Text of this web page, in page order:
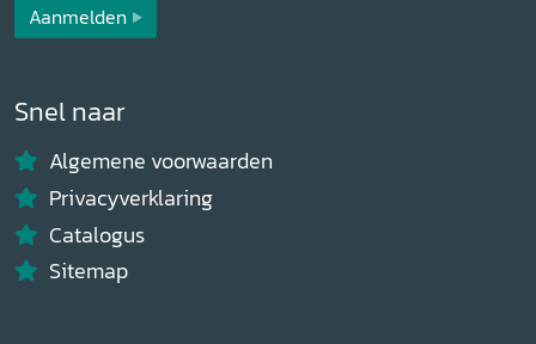
Aanmelden
Snel naar
Algemene voorwaarden
Privacyverklaring
Catalogus
Sitemap